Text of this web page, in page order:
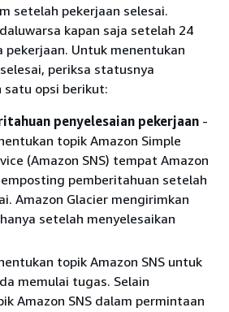
setelah pekerjaan selesai.
kapan saja setelah 24
pekerjaan. Untuk menentukan
periksa statusnya
satu opsi berikut:
penyelesaian pekerjaan -
topik Amazon Simple
(Amazon SNS) tempat Amazon
pemberitahuan setelah
Amazon Glacier mengirimkan
setelah menyelesaikan
topik Amazon SNS untuk
memulai tugas. Selain
Amazon SNS dalam permintaan